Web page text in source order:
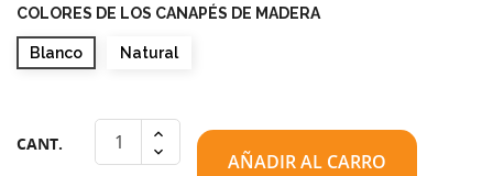
COLORES DE LOS CANAPÉS DE MADERA
Blanco Natural
CANT.
AÑADIR AL CARRO